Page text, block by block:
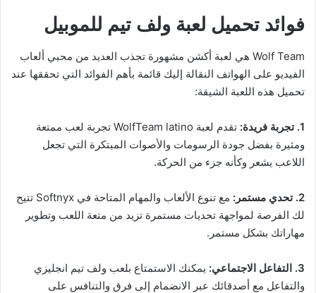
فوائد تحميل لعبة ولف تيم للموبيل
Wolf Team هي لعبة أكشن مشهورة تجذب العديد من محبي ألعاب
الفيديو على الهواتف النقالة إليك قائمة بأهم الفوائد التي تحققها عند
تحميل هذه اللعبة الشيقة:
1. تجربة فريدة:
تقدم لعبة WolfTeam latino تجربة لعب ممتعة
ومثيرة بفضل جودة الرسومات والأصوات المبتكرة التي تجعل
اللاعب يشعر وكأنه جزء من الحركة.
2. تحدي مستمر:
مع تنوع الألعاب والمهام المتاحة في Softnyx تتيح
لك الفرصة لمواجهة تحديات مستمرة تزيد من متعة اللعب وتطوير
مهاراتك بشكل مستمر.
3. التفاعل الاجتماعي:
يمكنك الاستمتاع بلعب ولف تيم انجليزي
والتفاعل مع أصدقائك عبر الانضمام إلى فرق والتنافس على